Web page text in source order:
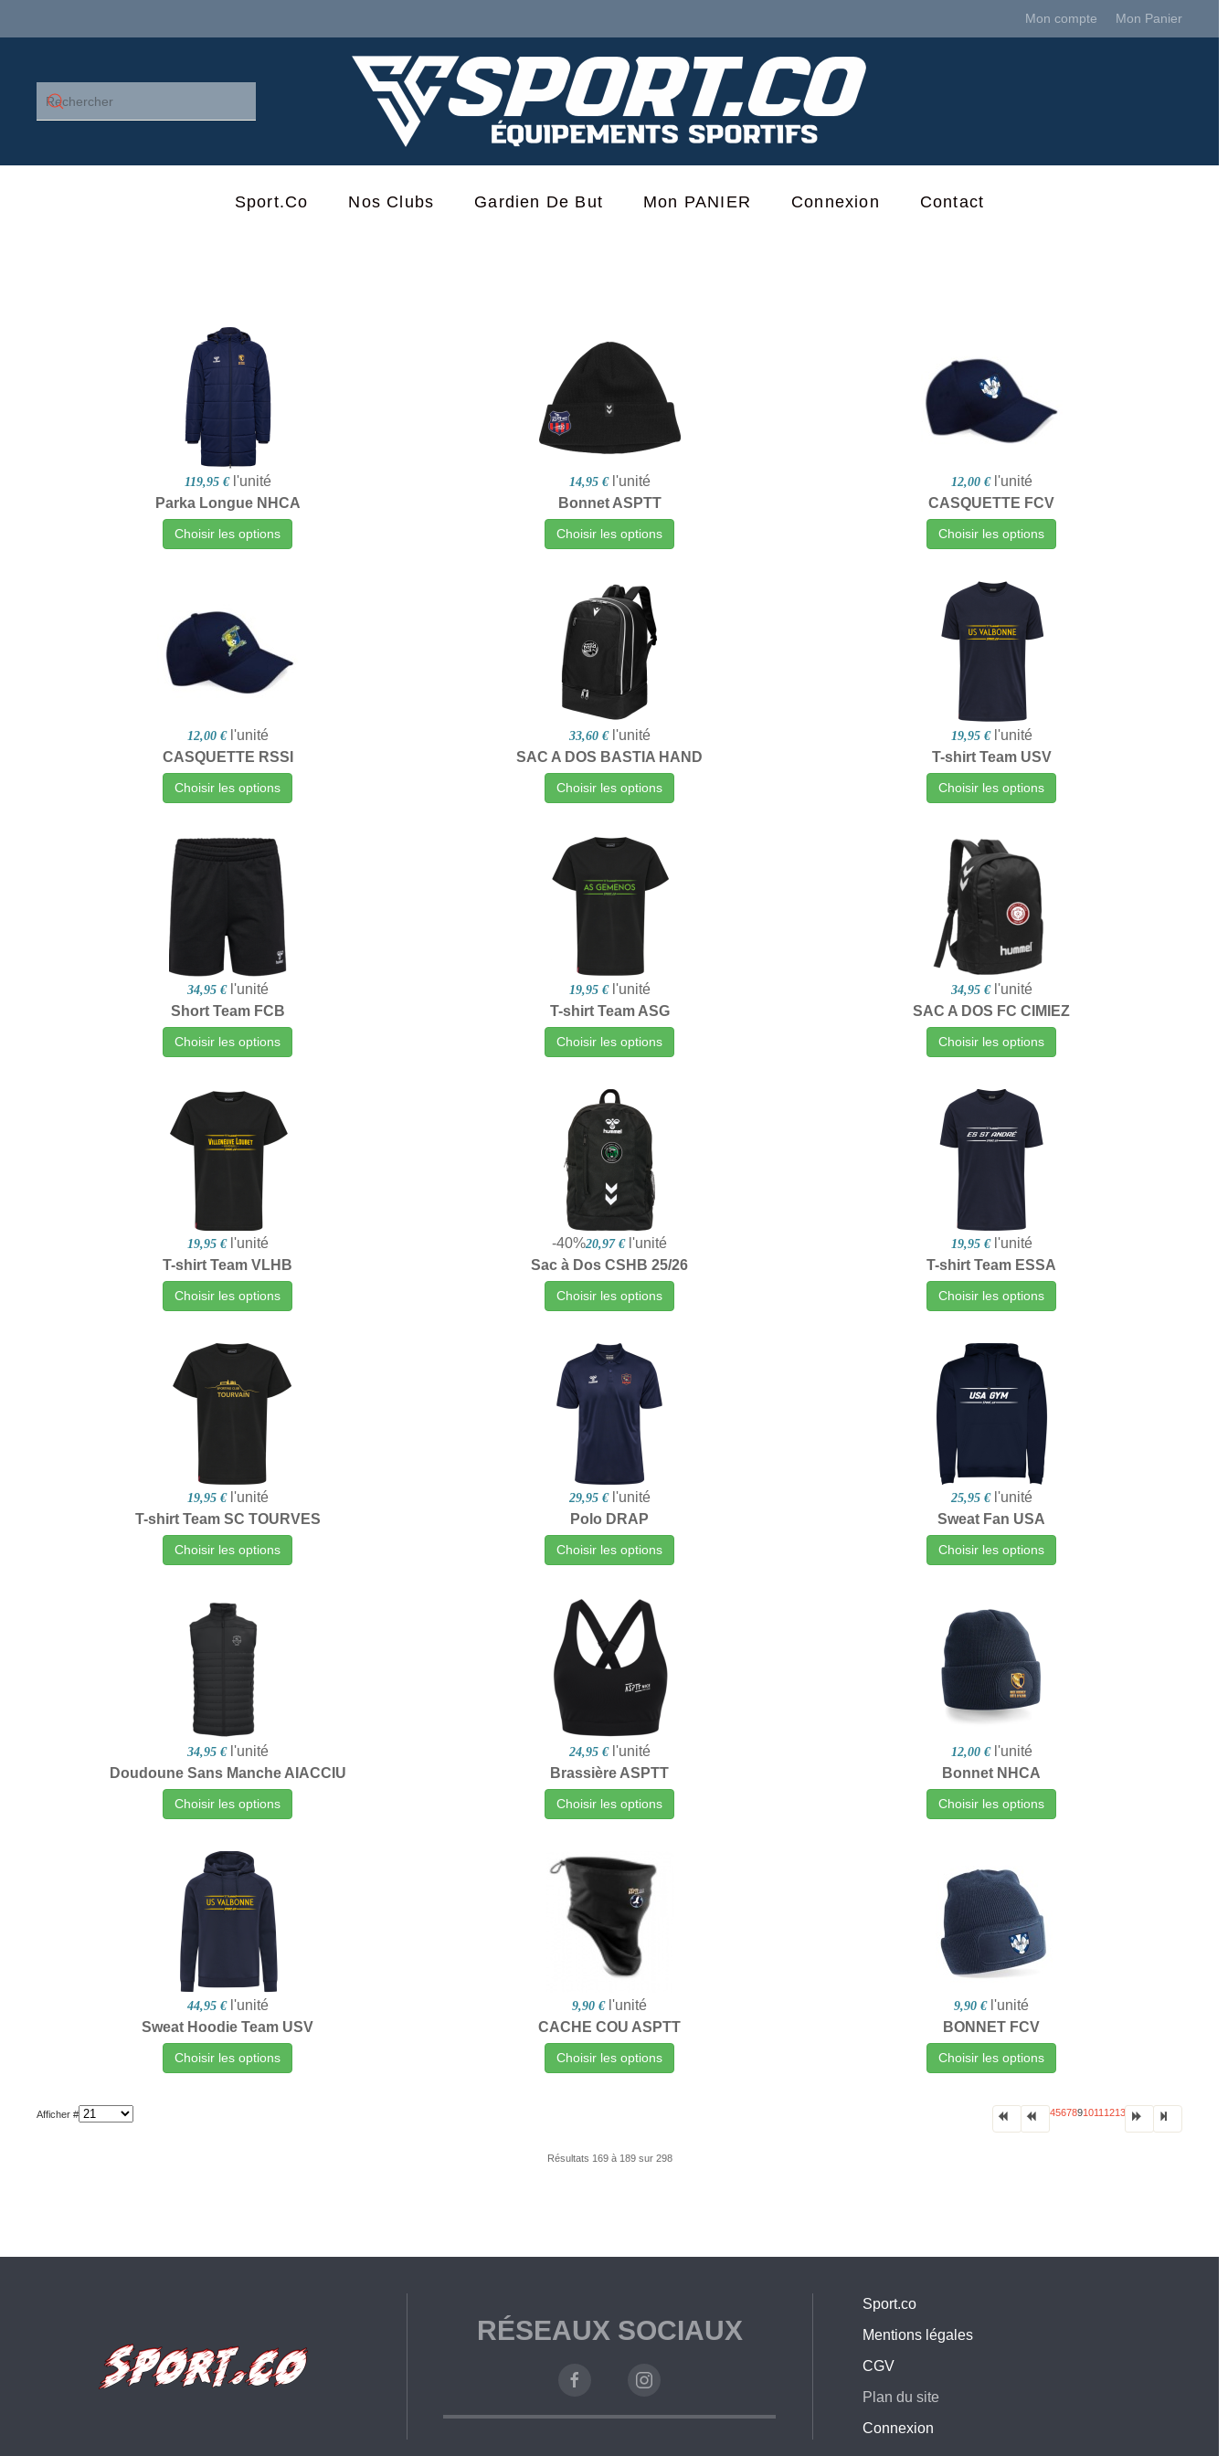
Mon compte Mon Panier
Sport.co Nos Clubs Gardien De But Mon PANIER Connexion Contact
119,95 € l'unité
Parka Longue NHCA
Choisir les options
14,95 € l'unité
Bonnet ASPTT
Choisir les options
12,00 € l'unité
CASQUETTE FCV
Choisir les options
12,00 € l'unité
CASQUETTE RSSI
Choisir les options
33,60 € l'unité
SAC A DOS BASTIA HAND
Choisir les options
19,95 € l'unité
T-shirt Team USV
Choisir les options
34,95 € l'unité
Short Team FCB
Choisir les options
19,95 € l'unité
T-shirt Team ASG
Choisir les options
34,95 € l'unité
SAC A DOS FC CIMIEZ
Choisir les options
19,95 € l'unité
T-shirt Team VLHB
Choisir les options
-40%20,97 € l'unité
Sac à Dos CSHB 25/26
Choisir les options
19,95 € l'unité
T-shirt Team ESSA
Choisir les options
19,95 € l'unité
T-shirt Team SC TOURVES
Choisir les options
29,95 € l'unité
Polo DRAP
Choisir les options
25,95 € l'unité
Sweat Fan USA
Choisir les options
34,95 € l'unité
Doudoune Sans Manche AIACCIU
Choisir les options
24,95 € l'unité
Brassière ASPTT
Choisir les options
12,00 € l'unité
Bonnet NHCA
Choisir les options
44,95 € l'unité
Sweat Hoodie Team USV
Choisir les options
9,90 € l'unité
CACHE COU ASPTT
Choisir les options
9,90 € l'unité
BONNET FCV
Choisir les options
Afficher # 4567891011 1213
Résultats 169 à 189 sur 298
RÉSEAUX SOCIAUX
Sport.co
Mentions légales
CGV
Plan du site
Connexion